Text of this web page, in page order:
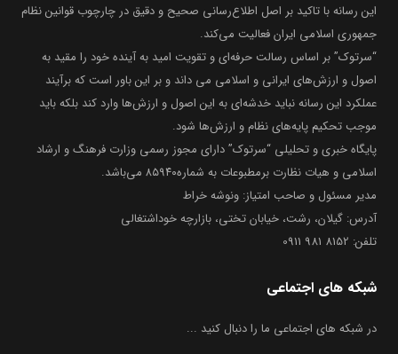
این رسانه با تاکید بر اصل اطلاع‌رسانی صحیح و دقیق در چارچوب قوانین نظام
جمهوری اسلامی ایران فعالیت می‌کند.
“سرتوک” بر اساس رسالت حرفه‌ای و تقویت امید به آینده خود را مقید به
اصول و ارزش‌های ایرانی و اسلامی می داند و بر این باور است که برآیند
عملکرد این رسانه نباید خدشه‌ای به این اصول و ارزش‌ها وارد کند بلکه باید
موجب تحکیم پایه‌های نظام و ارزش‌ها شود.
پایگاه خبری و تحلیلی “سرتوک” دارای مجوز رسمی وزارت فرهنگ و ارشاد
اسلامی و هیات نظارت برمطبوعات به شماره۸۵۹۴۰ می‌باشد.
مدیر مسئول و صاحب امتیاز: ونوشه خراط
آدرس: گیلان، رشت، خیابان تختی، بازارچه خوداشتغالی
تلفن: 8152 981 0911
شبکه های اجتماعی
در شبکه های اجتماعی ما را دنبال کنید ...